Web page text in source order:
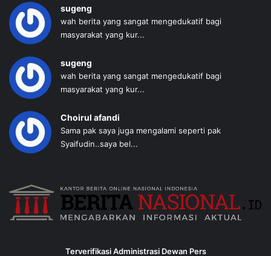
sugeng
wah berita yang sangat mengedukatif bagi
masyarakat yang kur...
sugeng
wah berita yang sangat mengedukatif bagi
masyarakat yang kur...
Choirul afandi
Sama pak saya juga mengalami seperti pak
Syaifudin..saya bel...
Terverifikasi Administrasi Dewan Pers